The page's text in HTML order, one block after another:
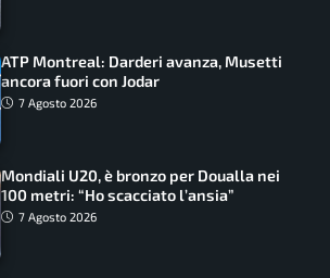
ATP Montreal: Darderi avanza, Musetti
ancora fuori con Jodar
7 Agosto 2026
Mondiali U20, è bronzo per Doualla nei
100 metri: “Ho scacciato l’ansia”
7 Agosto 2026